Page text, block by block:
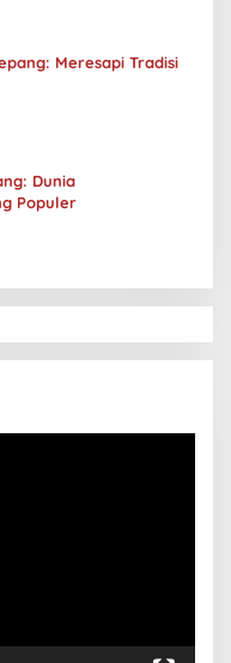
Meresapi Tradisi
Dunia
Populer